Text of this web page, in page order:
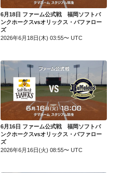
6月18日 ファーム公式戦 福岡ソフトバ
ンクホークスvsオリックス・バファロー
ズ
2026年6月18日(木) 03:55〜 UTC
6月16日 ファーム公式戦 福岡ソフトバンクホークスvsオリックス・バファローズ
6月16日 ファーム公式戦 福岡ソフトバ
ンクホークスvsオリックス・バファロー
ズ
2026年6月16日(火) 08:55〜 UTC